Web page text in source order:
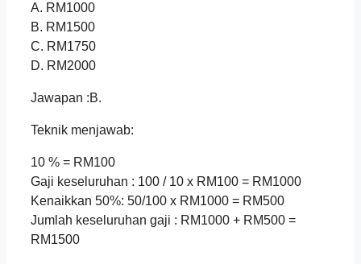
A. RM1000
B. RM1500
C. RM1750
D. RM2000
Jawapan :B.
Teknik menjawab:
10 % = RM100
Gaji keseluruhan : 100 / 10 x RM100 = RM1000
Kenaikkan 50%: 50/100 x RM1000 = RM500
Jumlah keseluruhan gaji : RM1000 + RM500 =
RM1500